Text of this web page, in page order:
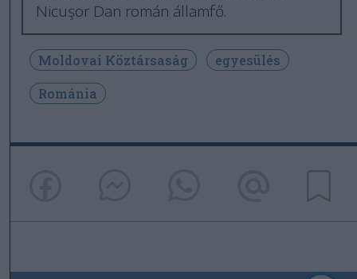
Nicuşor Dan román államfő.
Moldovai Köztársaság
egyesülés
Románia